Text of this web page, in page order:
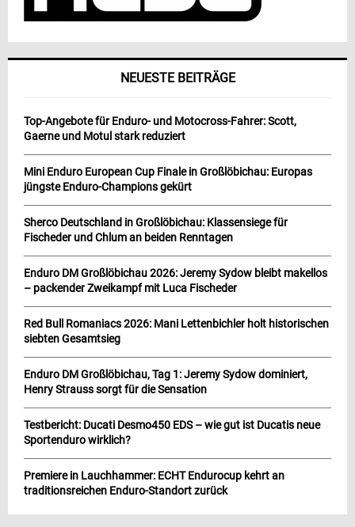
NEUESTE BEITRÄGE
Top-Angebote für Enduro- und Motocross-Fahrer: Scott,
Gaerne und Motul stark reduziert
Mini Enduro European Cup Finale in Großlöbichau: Europas
jüngste Enduro-Champions gekürt
Sherco Deutschland in Großlöbichau: Klassensiege für
Fischeder und Chlum an beiden Renntagen
Enduro DM Großlöbichau 2026: Jeremy Sydow bleibt makellos
– packender Zweikampf mit Luca Fischeder
Red Bull Romaniacs 2026: Mani Lettenbichler holt historischen
siebten Gesamtsieg
Enduro DM Großlöbichau, Tag 1: Jeremy Sydow dominiert,
Henry Strauss sorgt für die Sensation
Testbericht: Ducati Desmo450 EDS – wie gut ist Ducatis neue
Sportenduro wirklich?
Premiere in Lauchhammer: ECHT Endurocup kehrt an
traditionsreichen Enduro-Standort zurück